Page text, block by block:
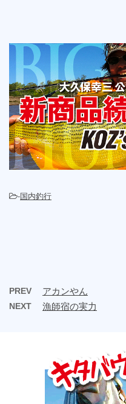
-国内釣行
PREV アカンやん
NEXT 漁師宿の実力